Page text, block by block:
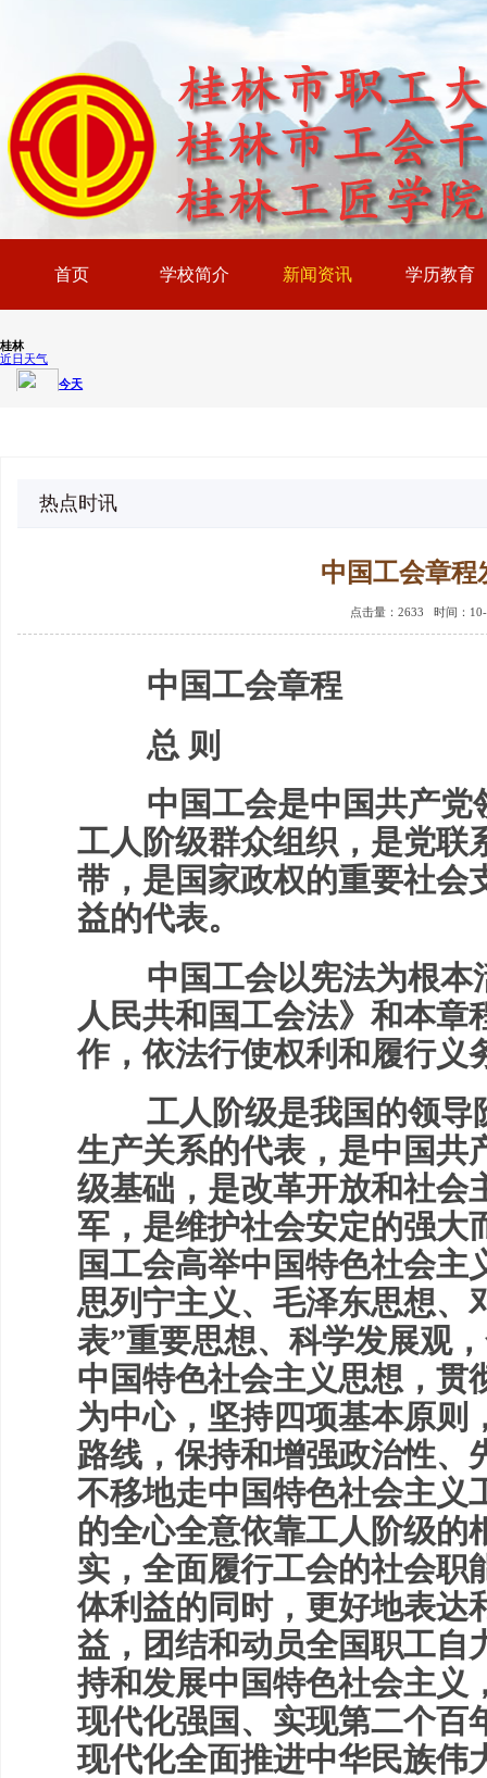
首页 学校简介 新闻资讯 学历教育
热点时讯
中国工会章程
点击量： 2633 时间：
中国工会章程
总 则
中国工会是中国共产党
工人阶级群众组织，是党联
带，是国家政权的重要社会
益的代表。
中国工会以宪法为根本
人民共和国工会法》和本章
作，依法行使权利和履行义
工人阶级是我国的领导
生产关系的代表，是中国共
级基础，是改革开放和社会
军，是维护社会安定的强大
国工会高举中国特色社会主
思列宁主义、毛泽东思想、
表”重要思想、科学发展观
中国特色社会主义思想，贯
为中心，坚持四项基本原则
路线，保持和增强政治性、
不移地走中国特色社会主义
的全心全意依靠工人阶级的
实，全面履行工会的社会职
体利益的同时，更好地表达
益，团结和动员全国职工自
持和发展中国特色社会主义
现代化强国、实现第二个百
现代化全面推进中华民族伟